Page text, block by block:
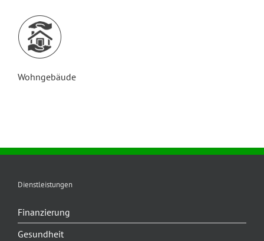
Wohngebäude
Dienstleistungen
Finanzierung
Gesundheit